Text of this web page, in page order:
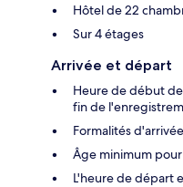
Hôtel de 22
Sur 4 étages
Arrivée et départ
Heure de début
fin de
Formalités
Âge minimum
L'heure de départ